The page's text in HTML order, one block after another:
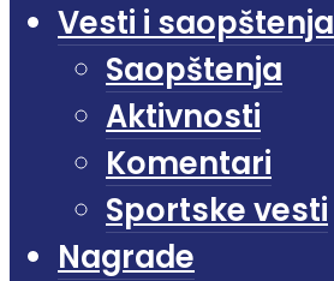
Vesti i saopštenja
Saopštenja
Aktivnosti
Komentari
Sportske vesti
Nagrade